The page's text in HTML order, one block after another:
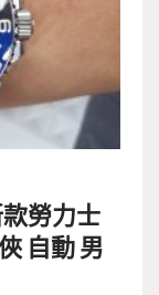
勞力士
自動 男